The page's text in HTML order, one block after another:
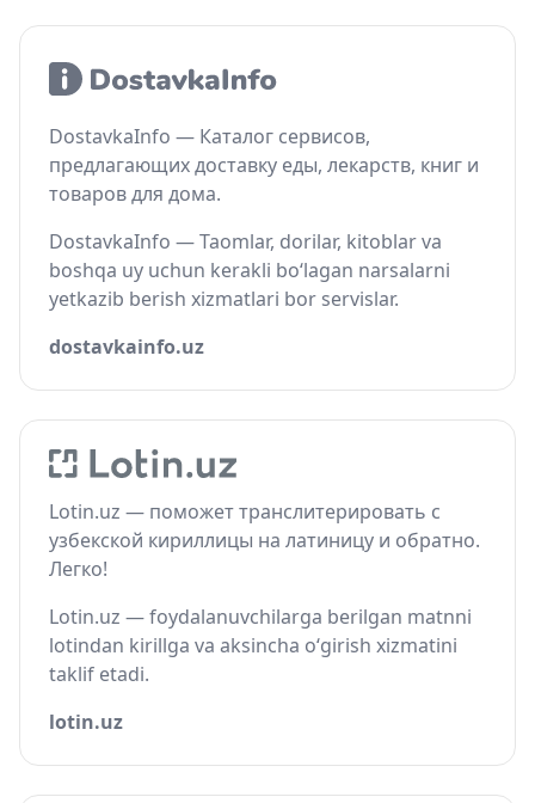
DostavkaInfo — Каталог сервисов,
предлагающих доставку еды, лекарств, книг и
товаров для дома.
DostavkaInfo — Taomlar, dorilar, kitoblar va
boshqa uy uchun kerakli bo‘lagan narsalarni
yetkazib berish xizmatlari bor servislar.
dostavkainfo.uz
Lotin.uz — поможет транслитерировать с
узбекской кириллицы на латиницу и обратно.
Легко!
Lotin.uz — foydalanuvchilarga berilgan matnni
lotindan kirillga va aksincha o‘girish xizmatini
taklif etadi.
lotin.uz